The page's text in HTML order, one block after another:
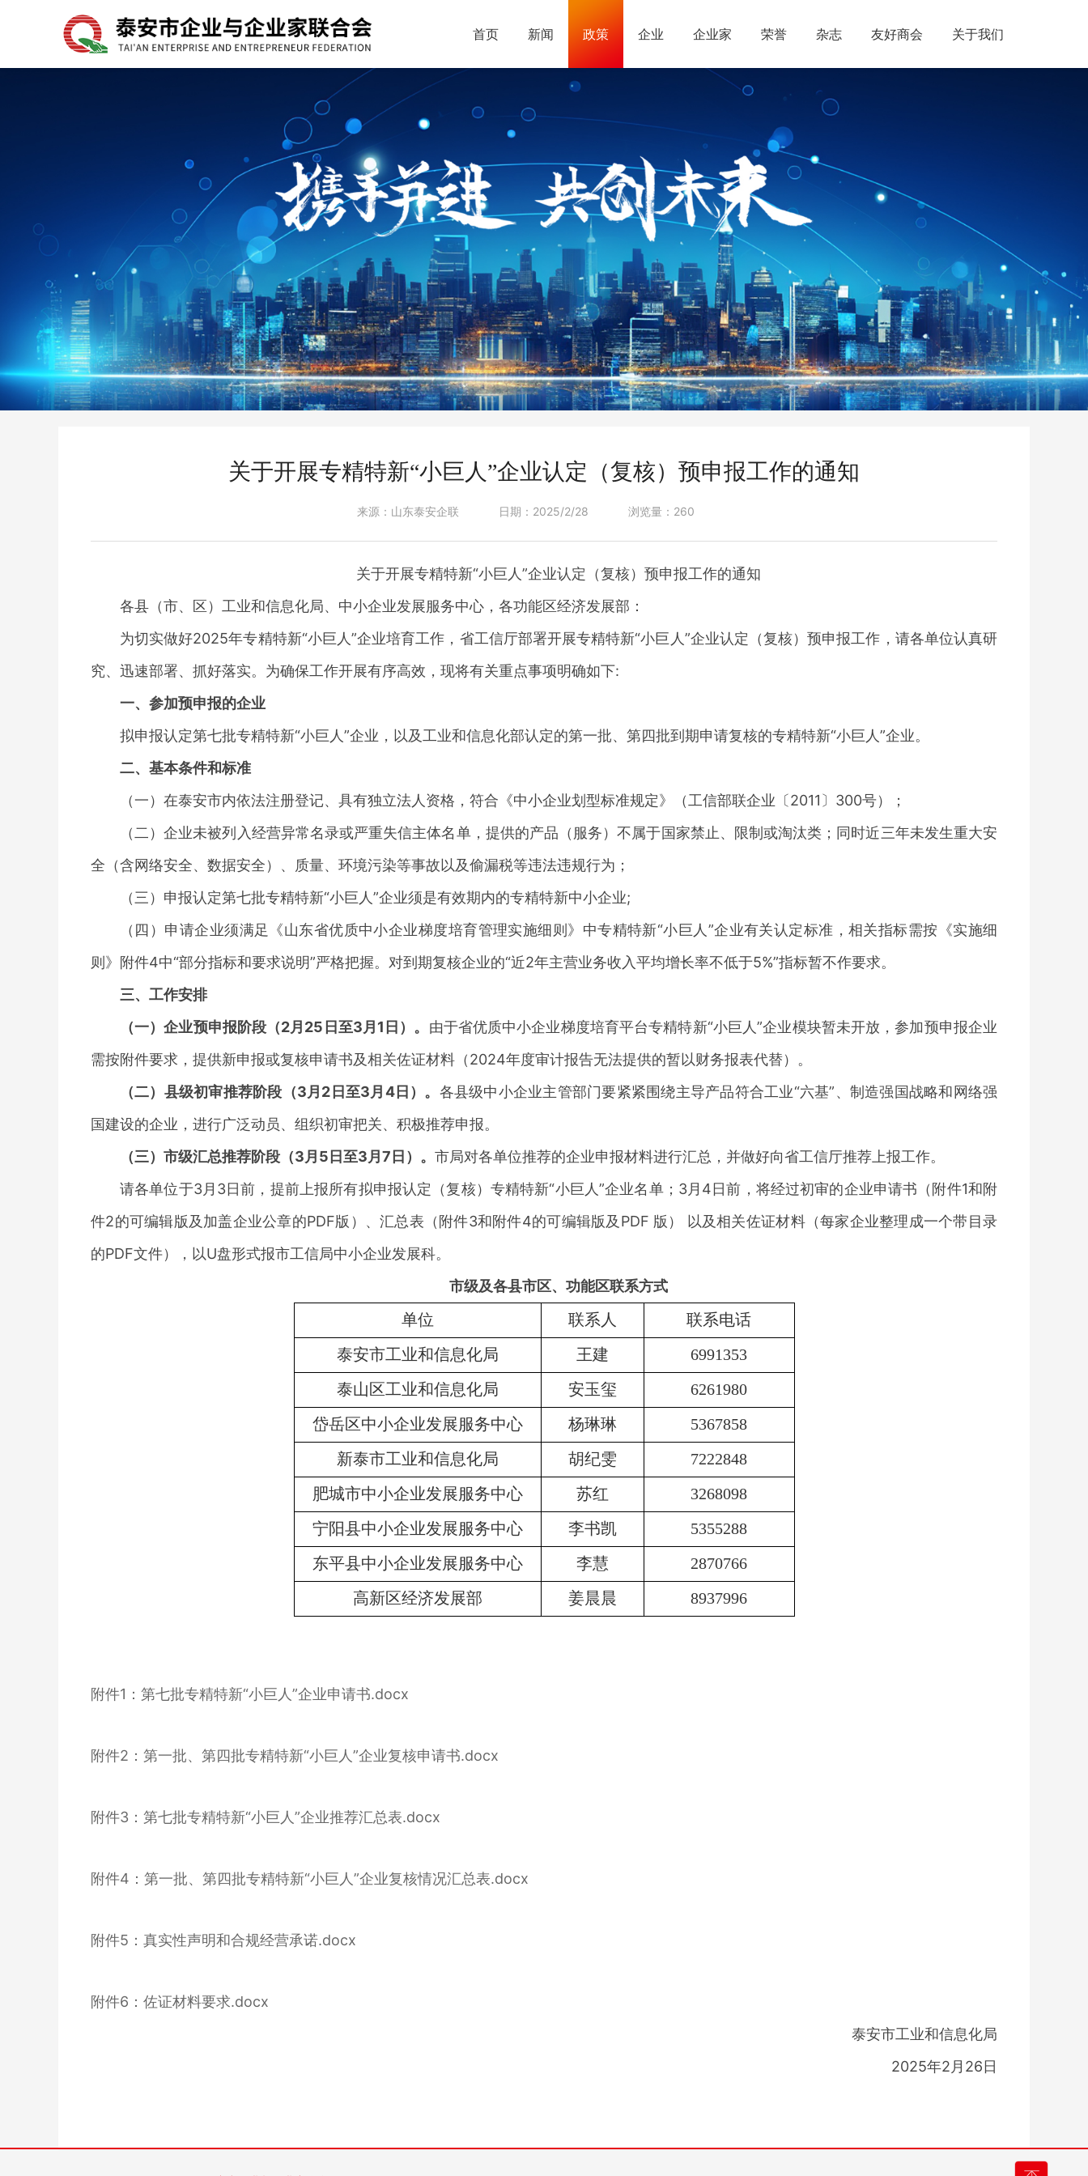
首页 新闻 政策 企业 企业家 荣誉 杂志 友好商会 关于我们
关于开展专精特新“小巨人”企业认定（复核）预申报工作的通知
来源：山东泰安企联 日期：2025/2/28 浏览量：260
关于开展专精特新“小巨人”企业认定（复核）预申报工作的通知
各县（市、区）工业和信息化局、中小企业发展服务中心，各功能区经济发展部：
为切实做好2025年专精特新“小巨人”企业培育工作，省工信厅部署开展专精特新“小巨人”企业认定（复核）预申报工作，请各单位认真研
究、迅速部署、抓好落实。为确保工作开展有序高效，现将有关重点事项明确如下:
一、参加预申报的企业
拟申报认定第七批专精特新“小巨人”企业，以及工业和信息化部认定的第一批、第四批到期申请复核的专精特新“小巨人”企业。
二、基本条件和标准
（一）在泰安市内依法注册登记、具有独立法人资格，符合《中小企业划型标准规定》（工信部联企业〔2011〕300号）；
（二）企业未被列入经营异常名录或严重失信主体名单，提供的产品（服务）不属于国家禁止、限制或淘汰类；同时近三年未发生重大安
全（含网络安全、数据安全）、质量、环境污染等事故以及偷漏税等违法违规行为；
（三）申报认定第七批专精特新“小巨人”企业须是有效期内的专精特新中小企业;
（四）申请企业须满足《山东省优质中小企业梯度培育管理实施细则》中专精特新“小巨人”企业有关认定标准，相关指标需按《实施细
则》附件4中“部分指标和要求说明”严格把握。对到期复核企业的“近2年主营业务收入平均增长率不低于5%”指标暂不作要求。
三、工作安排
（一）企业预申报阶段（2月25日至3月1日）。 由于省优质中小企业梯度培育平台专精特新“小巨人”企业模块暂未开放，参加预申报企业
需按附件要求，提供新申报或复核申请书及相关佐证材料（2024年度审计报告无法提供的暂以财务报表代替）。
（二）县级初审推荐阶段（3月2日至3月4日）。 各县级中小企业主管部门要紧紧围绕主导产品符合工业“六基”、制造强国战略和网络强
国建设的企业，进行广泛动员、组织初审把关、积极推荐申报。
（三）市级汇总推荐阶段（3月5日至3月7日）。 市局对各单位推荐的企业申报材料进行汇总，并做好向省工信厅推荐上报工作。
请各单位于3月3日前，提前上报所有拟申报认定（复核）专精特新“小巨人”企业名单；3月4日前，将经过初审的企业申请书（附件1和附
件2的可编辑版及加盖企业公章的PDF版）、汇总表（附件3和附件4的可编辑版及PDF 版） 以及相关佐证材料（每家企业整理成一个带目录
的PDF文件），以U盘形式报市工信局中小企业发展科。
市级及各县市区、功能区联系方式
单位 联系人
联系电话
泰安市工业和信息化局
王建
6991353
泰山区工业和信息化局
安玉玺
6261980
岱岳区中小企业发展服务中心
杨琳琳
5367858
新泰市工业和信息化局
胡纪雯
7222848
肥城市中小企业发展服务中心
苏红
3268098
宁阳县中小企业发展服务中心
李书凯
5355288
东平县中小企业发展服务中心
李慧
2870766
高新区经济发展部
姜晨晨 8937996
附件1：第七批专精特新“小巨人”企业申请书.docx
附件2：第一批、第四批专精特新“小巨人”企业复核申请书.docx
附件3：第七批专精特新“小巨人”企业推荐汇总表.docx
附件4：第一批、第四批专精特新“小巨人”企业复核情况汇总表.docx
附件5：真实性声明和合规经营承诺.docx
附件6：佐证材料要求.docx
泰安市工业和信息化局
2025年2月26日